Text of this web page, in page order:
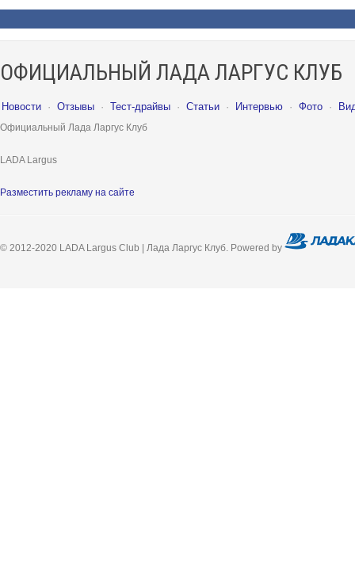
ОФИЦИАЛЬНЫЙ ЛАДА ЛАРГУС КЛУБ
Новости · Отзывы · Тест-драйвы · Статьи · Интервью · Фото ·
Официальный Лада Ларгус Клуб
LADA Largus
Разместить рекламу на сайте
© 2012-2020 LADA Largus Club | Лада Ларгус Клуб. Powered by